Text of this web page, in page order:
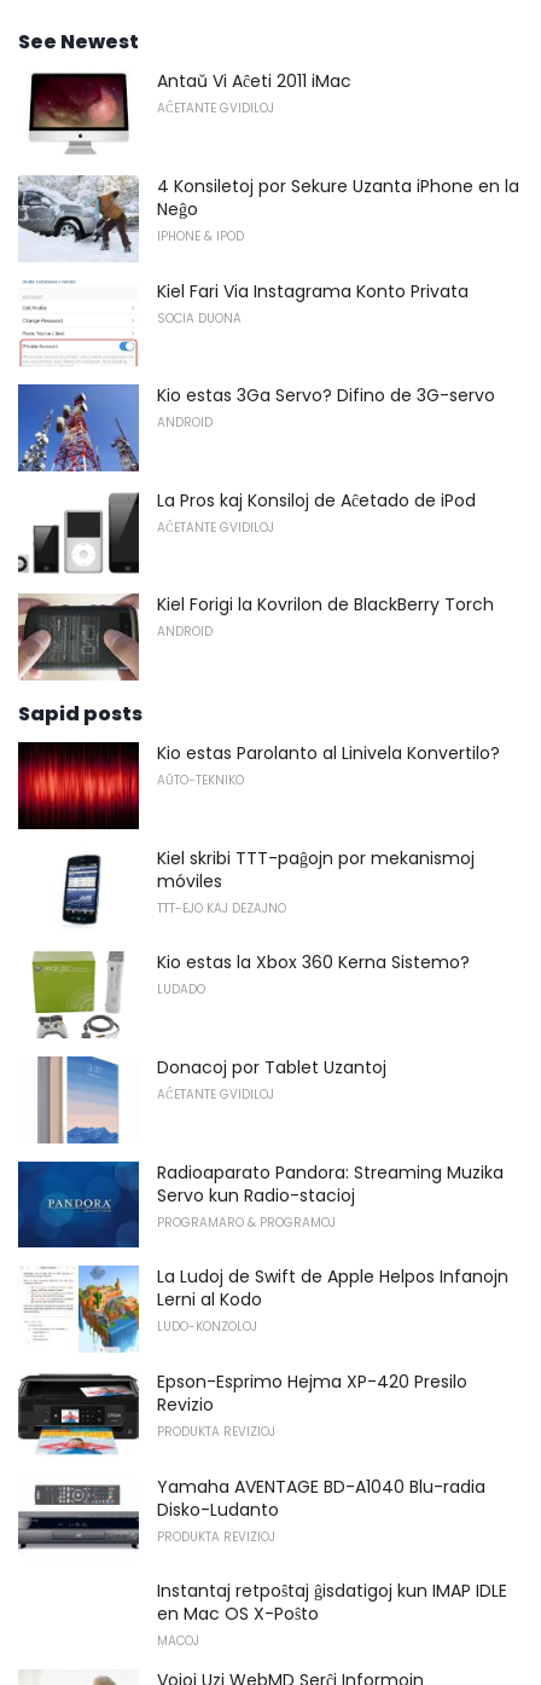
See Newest
Antaŭ Vi Aĉeti 2011 iMac
AĈETANTE GVIDILOJ
4 Konsiletoj por Sekure Uzanta iPhone en la
Neĝo
IPHONE & IPOD
Kiel Fari Via Instagrama Konto Privata
SOCIA DUONA
Kio estas 3Ga Servo? Difino de 3G-servo
ANDROID
La Pros kaj Konsiloj de Aĉetado de iPod
AĈETANTE GVIDILOJ
Kiel Forigi la Kovrilon de BlackBerry Torch
ANDROID
Sapid posts
Kio estas Parolanto al Linivela Konvertilo?
AŬTO-TEKNIKO
Kiel skribi TTT-paĝojn por mekanismoj
móviles
TTT-EJO KAJ DEZAJNO
Kio estas la Xbox 360 Kerna Sistemo?
LUDADO
Donacoj por Tablet Uzantoj
AĈETANTE GVIDILOJ
Radioaparato Pandora: Streaming Muzika
Servo kun Radio-stacioj
PROGRAMARO & PROGRAMOJ
La Ludoj de Swift de Apple Helpos Infanojn
Lerni al Kodo
LUDO-KONZOLOJ
Epson-Esprimo Hejma XP-420 Presilo
Revizio
PRODUKTA REVIZIOJ
Yamaha AVENTAGE BD-A1040 Blu-radia
Disko-Ludanto
PRODUKTA REVIZIOJ
Instantaj retpoŝtaj ĝisdatigoj kun IMAP IDLE
en Mac OS X-Poŝto
MACOJ